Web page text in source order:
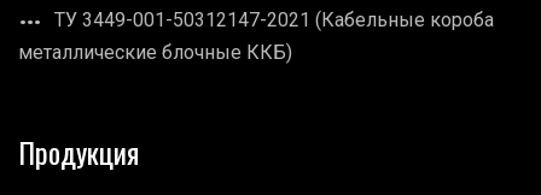
ТУ 3449-001-50312147-2021 (Кабельные короба
металлические блочные ККБ)
Продукция